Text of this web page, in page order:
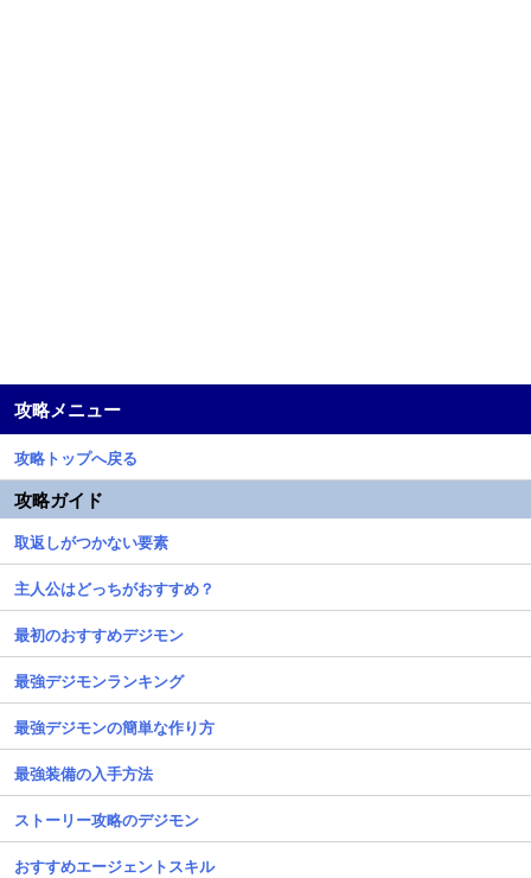
攻略メニュー
攻略トップへ戻る
攻略ガイド
取返しがつかない要素
主人公はどっちがおすすめ？
最初のおすすめデジモン
最強デジモンランキング
最強デジモンの簡単な作り方
最強装備の入手方法
ストーリー攻略のデジモン
おすすめエージェントスキル